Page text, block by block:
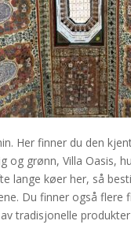
Her finner du den
og grønn, Villa Oasis,
lange køer her, så
Du finner også
tradisjonelle